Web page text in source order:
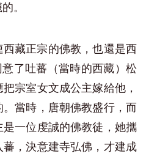
。
藏正宗的佛教，也還是西
了吐蕃（當時的西藏）松
宗室女文成公主嫁給他，
當時，唐朝佛教盛行，而
一位虔誠的佛教徒，她攜
，決意建寺弘佛，才建成